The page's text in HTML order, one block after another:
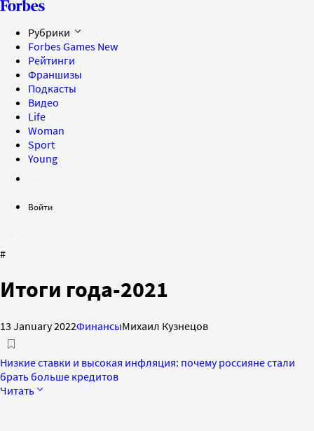
Рубрики
Forbes Games New
Рейтинги
Франшизы
Подкасты
Видео
Life
Woman
Sport
Young
Войти
#
Итоги года-2021
13 January 2022ФинансыМихаил Кузнецов
Низкие ставки и высокая инфляция: почему россияне стали
брать больше кредитов
Читать